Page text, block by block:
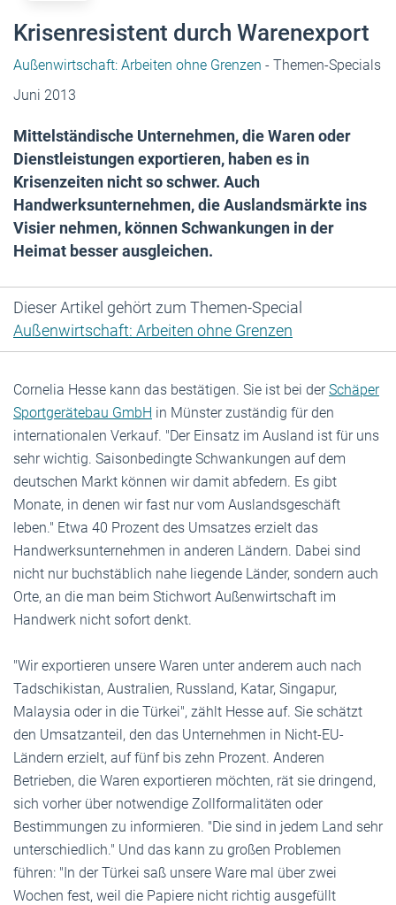
Krisenresistent durch Warenexport
Außenwirtschaft: Arbeiten ohne Grenzen - Themen-Specials
Juni 2013
Mittelständische Unternehmen, die Waren oder
Dienstleistungen exportieren, haben es in
Krisenzeiten nicht so schwer. Auch
Handwerksunternehmen, die Auslandsmärkte ins
Visier nehmen, können Schwankungen in der
Heimat besser ausgleichen.
Dieser Artikel gehört zum Themen-Special
Außenwirtschaft: Arbeiten ohne Grenzen
Cornelia Hesse kann das bestätigen. Sie ist bei derSchäper
Sportgerätebau GmbH in Münster zuständig für den
internationalen Verkauf. "Der Einsatz im Ausland ist für uns
sehr wichtig. Saisonbedingte Schwankungen auf dem
deutschen Markt können wir damit abfedern. Es gibt
Monate, in denen wir fast nur vom Auslandsgeschäft
leben." Etwa 40 Prozent des Umsatzes erzielt das
Handwerksunternehmen in anderen Ländern. Dabei sind
nicht nur buchstäblich nahe liegende Länder, sondern auch
Orte, an die man beim Stichwort Außenwirtschaft im
Handwerk nicht sofort denkt.
"Wir exportieren unsere Waren unter anderem auch nach
Tadschikistan, Australien, Russland, Katar, Singapur,
Malaysia oder in die Türkei", zählt Hesse auf. Sie schätzt
den Umsatzanteil, den das Unternehmen in Nicht-EU-
Ländern erzielt, auf fünf bis zehn Prozent. Anderen
Betrieben, die Waren exportieren möchten, rät sie dringend,
sich vorher über notwendige Zollformalitäten oder
Bestimmungen zu informieren. "Die sind in jedem Land sehr
unterschiedlich." Und das kann zu großen Problemen
führen: "In der Türkei saß unsere Ware mal über zwei
Wochen fest, weil die Papiere nicht richtig ausgefüllt